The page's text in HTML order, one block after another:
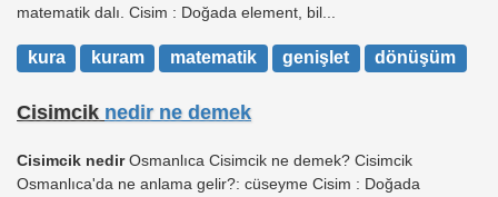
matematik dalı. Cisim : Doğada element, bil...
kura kuram matematik genişlet dönüşüm
Cisimcik nedir ne demek
Cisimcik nedirOsmanlıca Cisimcik ne demek? Cisimcik
Osmanlıca'da ne anlama gelir?: cüseyme Cisim : Doğada